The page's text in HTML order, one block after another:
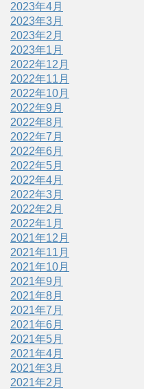
2023年4月
2023年3月
2023年2月
2023年1月
2022年12月
2022年11月
2022年10月
2022年9月
2022年8月
2022年7月
2022年6月
2022年5月
2022年4月
2022年3月
2022年2月
2022年1月
2021年12月
2021年11月
2021年10月
2021年9月
2021年8月
2021年7月
2021年6月
2021年5月
2021年4月
2021年3月
2021年2月